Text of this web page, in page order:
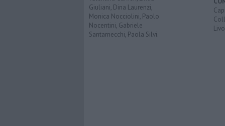
Giuliani, Dina Laurenzi,
Monica Nocciolini, Paolo
Nocentini, Gabriele
Santarnecchi, Paola Silvi.